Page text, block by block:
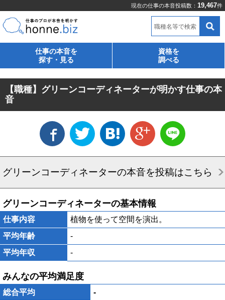
現在の仕事の本音投稿数： 19,467件
職種名等で検索
仕事の本音を
探す・見る
資格を
調べる
【職種】グリーンコーディネーターが明かす仕事の本
音
グリーンコーディネーターの本音を投稿はこちら
グリーンコーディネーターの基本情報
仕事内容
植物を使って空間を演出。
平均年齢
-
平均年収
-
みんなの平均満足度
総合平均
-